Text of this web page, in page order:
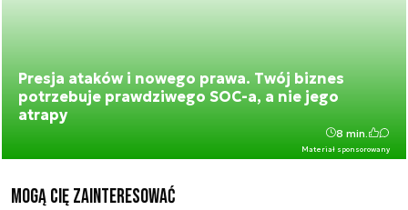
Presja ataków i nowego prawa. Twój biznes
potrzebuje prawdziwego SOC-a, a nie jego
atrapy
Materiał sponsorowany
8 min.
Mogą Cię zainteresować